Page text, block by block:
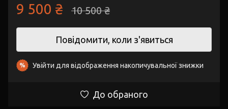
9 500 ₴ 10 500 ₴
Повідомити, коли з'явиться
% Увійти для відображення накопичувальної знижки
До обраного